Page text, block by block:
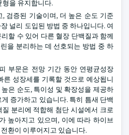
형을 유지합니다.
검증된 기술이며, 더 높은 순도 기준
널리 도입된 방법 중 하나입니다. 여
할 수 있어 다른 혈장 단백질과 함께
을 분리하는 데 선호되는 방법 중 하
부문은 전망 기간 동안 연평균성장
른 성장세를 기록할 것으로 예상됩니
은 순도, 특이성 및 확장성을 제공하
증가하고 있습니다. 특히 틈새 단백
분리에 적합해 첨단 시설에서 크로
높아지고 있으며, 이에 따라 하이브
환이 이루어지고 있습니다.